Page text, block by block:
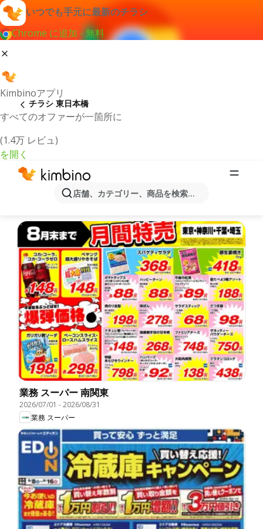
いつでも手元に最新のチラシ
Chrome に追加 - 無料
Kimbinoアプリ
すべてのオファーが一箇所に
(1.4万 レビュ)
を開く
店舗、カテゴリー、商品を検索...
チラシ 東日本橋
最新のチラシとオファー東日本橋
業務 スーパー 南関東
2026/07/01 -2026/08/31
業務 スーパー